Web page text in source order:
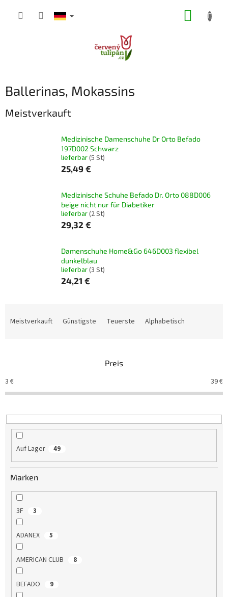
Ballerinas, Mokassins
Meistverkauft
Medizinische Damenschuhe Dr Orto Befado
197D002 Schwarz
lieferbar(5 St)
25,49 €
Medizinische Schuhe Befado Dr. Orto 088D006
beige nicht nur für Diabetiker
lieferbar(2 St)
29,32 €
Damenschuhe Home&Go 646D003 flexibel
dunkelblau
lieferbar(3 St)
24,21 €
t
s
o
t
Meistverkauft Günstigste Teuerste Alphabetisch
Preis
3 € 39€
Auf Lager 49
Marken
3F 3
ADANEX 5
AMERICAN CLUB 8
BEFADO 9